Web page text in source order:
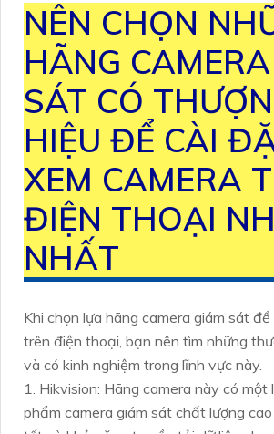
NÊN CHỌN
HÃNG
SÁT CÓ
HIỆU ĐỂ CÀI
XEM CAMERA
ĐIỆN THOẠI
NHẤT
Khi chọn lựa hãng camera giám sát
trên điện thoại, bạn nên tìm những
và có kinh nghiệm trong lĩnh vực này.
1. Hikvision: Hãng camera này có một
phẩm camera giám sát chất lượng